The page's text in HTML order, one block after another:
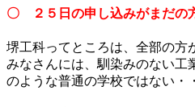
〇 ２５日の申し込みがまだの
堺工科ってところは、全部の方
みなさんには、馴染みのない工
のような普通の学校ではない・